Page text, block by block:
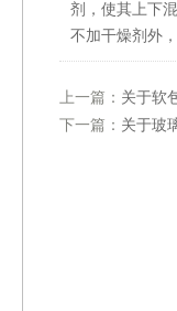
剂，使其上下
不加干燥剂外
上一篇： 关于软
下一篇： 关于玻